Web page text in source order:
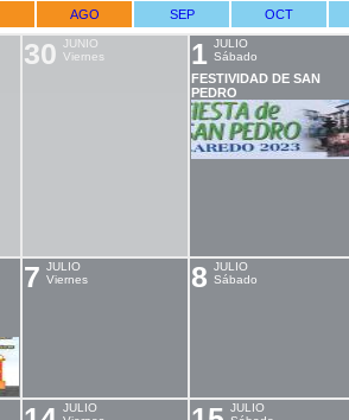
AGO SEP OCT
30 JUNIO
Viernes
1 JULIO
Sábado
FESTIVIDAD DE SAN
PEDRO
7 JULIO
Viernes
8 JULIO
Sábado
JULIO
JULIO